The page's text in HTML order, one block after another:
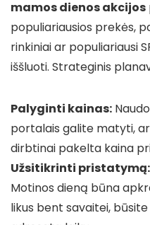
mamos dienos akcijos
populiariausios prekės,
rinkiniai ar populiariausi
iššluoti. Strateginis
Palyginti kainas:
portalais galite matyti,
dirbtinai pakelta kaina
Užsitikrinti pristatymą:
Motinos dieną būna
likus bent savaitei,